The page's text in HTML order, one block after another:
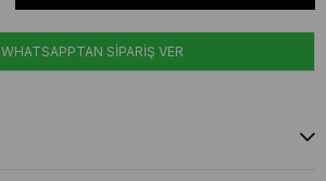
WHATSAPPTAN SİPARİŞ VER